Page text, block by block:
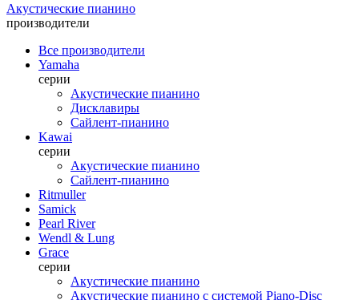
Акустические пианино
производители
Все производители
Yamaha
серии
Акустические пианино
Дисклавиры
Сайлент-пианино
Kawai
серии
Акустические пианино
Сайлент-пианино
Ritmuller
Samick
Pearl River
Wendl & Lung
Grace
серии
Акустические пианино
Акустические пианино с системой Piano-Disc